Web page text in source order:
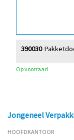
390030
Op voorraad
Jongeneel
HOOFDKANTOOR